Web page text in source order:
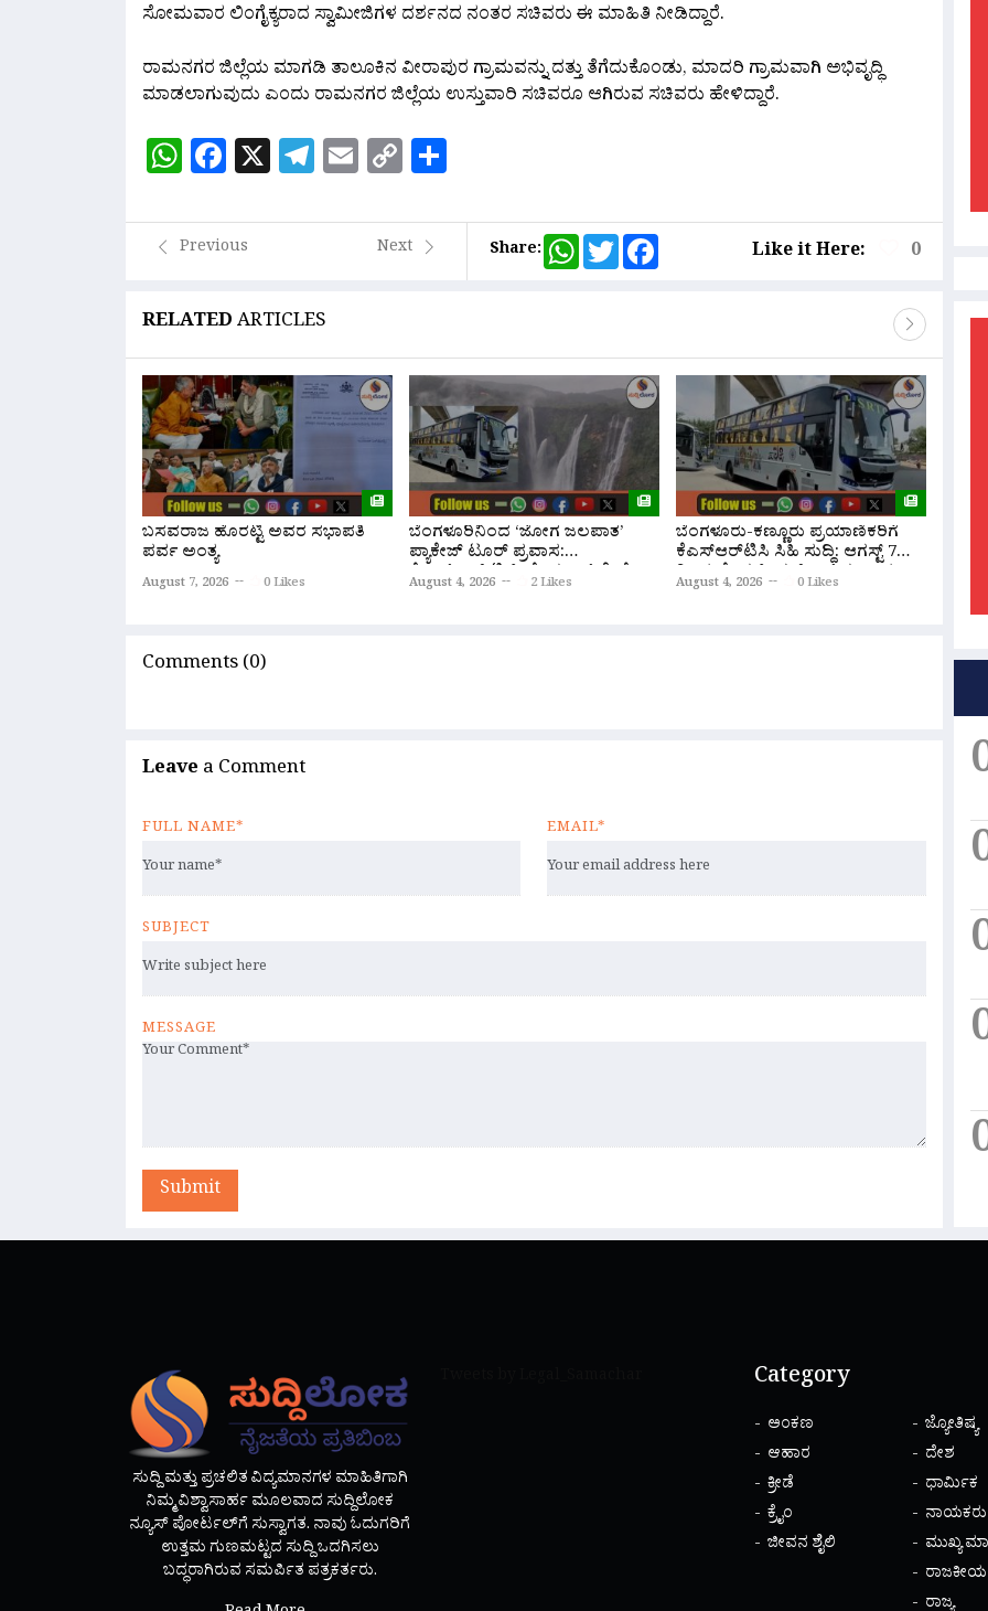
ಸೋಮವಾರ ಲಿಂಗೈಕ್ಯರಾದ ಸ್ವಾಮೀಜಿಗಳ ದರ್ಶನದ ನಂತರ ಸಚಿವರು ಈ ಮಾಹಿತಿ ನೀಡಿದ್ದಾರೆ.
ರಾಮನಗರ ಜಿಲ್ಲೆಯ ಮಾಗಡಿ ತಾಲೂಕಿನ ವೀರಾಪುರ ಗ್ರಾಮವನ್ನು ದತ್ತು ತೆಗೆದುಕೊಂಡು, ಮಾದರಿ ಗ್ರಾಮವಾಗಿ ಅಭಿವೃದ್ಧಿ
ಮಾಡಲಾಗುವುದು ಎಂದು ರಾಮನಗರ ಜಿಲ್ಲೆಯ ಉಸ್ತುವಾರಿ ಸಚಿವರೂ ಆಗಿರುವ ಸಚಿವರು ಹೇಳಿದ್ದಾರೆ.
WhatsApp
Facebook
X Telegram
Email
Copy
Link
Previous Next Share: WhatsApp
TwitterFacebook Like it Here: 0
RELATEDARTICLES
ಬಸವರಾಜ ಹೊರಟ್ಟಿ ಅವರ ಸಭಾಪತಿ
ಪರ್ವ ಅಂತ್ಯ
August 7, 2026 0 Likes
ಬೆಂಗಳೂರಿನಿಂದ ‘ಜೋಗ ಜಲಪಾತ’
ಪ್ಯಾಕೇಜ್ ಟೂರ್ ಪ್ರವಾಸ:
ಕೆ.ಎಸ್.ಆರ್.ಟಿ.ಸಿ ಹೊಸ ಬಸ್ ಸೇವೆ
ಆರಂಭ
August 4, 2026 2 Likes
ಬೆಂಗಳೂರು-ಕಣ್ಣೂರು ಪ್ರಯಾಣಿಕರಿಗೆ
ಕೆಎಸ್‌ಆರ್‌ಟಿಸಿ ಸಿಹಿ ಸುದ್ದಿ: ಆಗಸ್ಟ್ 7
ರಿಂದ ಹೊಸ ಸ್ಲೀಪರ್ ಬಸ್ ಸಂಚಾರ
ಆರಂಭ; ಇಲ್ಲಿದೆ ಸಮಯ, ದರದ ಪಟ್ಟಿ!
August 4, 2026 0 Likes
Comments (0)
Leave a Comment
FULL NAME* EMAIL*
SUBJECT
MESSAGE
Submit
ಸುದ್ದಿ ಮತ್ತು ಪ್ರಚಲಿತ ವಿದ್ಯಮಾನಗಳ ಮಾಹಿತಿಗಾಗಿ
ನಿಮ್ಮ ವಿಶ್ವಾಸಾರ್ಹ ಮೂಲವಾದ ಸುದ್ದಿಲೋಕ
ನ್ಯೂಸ್ ಪೋರ್ಟಲ್‌ಗೆ ಸುಸ್ವಾಗತ. ನಾವು ಓದುಗರಿಗೆ
ಉತ್ತಮ ಗುಣಮಟ್ಟದ ಸುದ್ದಿ ಒದಗಿಸಲು
ಬದ್ಧರಾಗಿರುವ ಸಮರ್ಪಿತ ಪತ್ರಕರ್ತರು.
Category
ಅಂಕಣ
ಆಹಾರ
ಕ್ರೀಡೆ
ಕ್ರೈಂ
ಜೀವನ ಶೈಲಿ
ಜ್ಯೋತಿಷ್ಯ
ದೇಶ
ಧಾರ್ಮಿಕ
ನಾಯಕರು
ಮುಖ್ಯ
ರಾಜಕೀಯ
ರಾಜ್ಯ